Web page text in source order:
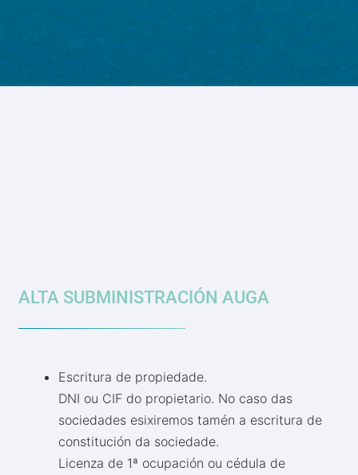
ALTA SUBMINISTRACIÓN AUGA
Escritura de propiedade.
DNI ou CIF do propietario. No caso das
sociedades esixiremos tamén a escritura de
constitución da sociedade.
Licenza de 1ª ocupación ou cédula de